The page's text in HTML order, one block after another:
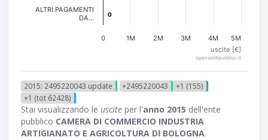
uscite [€]
0
0
0 1M 2M 3M 4M 5M
ALTRI PAGAMENTI
DA…
opensoldipubblici.it
2015: 2495220043 update +2495220043
+1 (155)
+1 (tot 62428)
Stai visualizzando le uscite per l'anno 2015 dell'ente
pubblico CAMERA DI COMMERCIO INDUSTRIA
ARTIGIANATO E AGRICOLTURA DI BOLOGNA.